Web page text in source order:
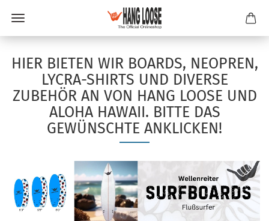
HIER BIETEN WIR BOARDS, NEOPREN,
LYCRA-SHIRTS UND DIVERSE
ZUBEHÖR AN VON HANG LOOSE UND
ALOHA HAWAII. BITTE DAS
GEWÜNSCHTE ANKLICKEN!